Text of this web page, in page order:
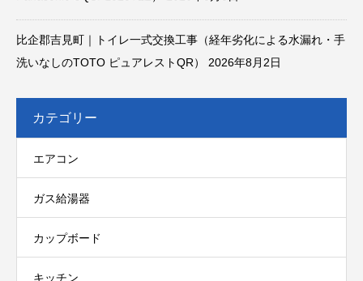
比企郡吉見町｜トイレ一式交換工事（経年劣化による水漏れ・手
洗いなしのTOTO ピュアレストQR）
2026年8月2日
カテゴリー
エアコン
ガス給湯器
カップボード
キッチン